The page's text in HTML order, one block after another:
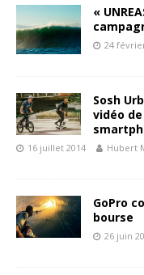
«
24
Sosh
vidéo
16 juillet 2014 Hubert
GoPro
bourse
26 juin